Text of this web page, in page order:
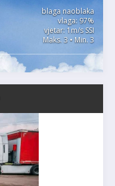
blaga naoblaka
vlaga: 97%
vjetar: 1m/s SSI
Maks. 3 • Min. 3